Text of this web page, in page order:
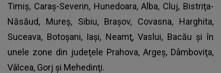
Timiş, Caraş-Severin, Hunedoara, Alba, Cluj, Bistriţa-
Năsăud, Mureş, Sibiu, Braşov, Covasna, Harghita,
Suceava, Botoşani, Iaşi, Neamţ, Vaslui, Bacău şi în
unele zone din judeţele Prahova, Argeş, Dâmboviţa,
Vâlcea, Gorj şi Mehedinţi.